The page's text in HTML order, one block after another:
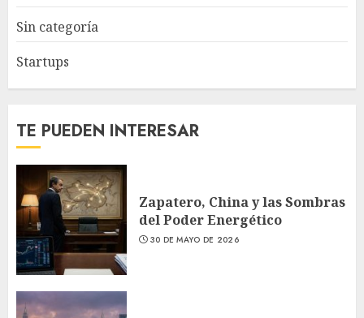
Sin categoría
Startups
TE PUEDEN INTERESAR
Zapatero, China y las Sombras
del Poder Energético
30 DE MAYO DE 2026